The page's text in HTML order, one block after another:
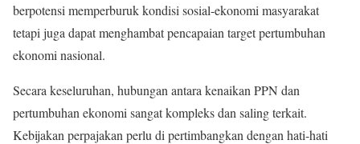
berpotensi memperburuk kondisi sosial-ekonomi masyarakat
tetapi juga dapat menghambat pencapaian target pertumbuhan
ekonomi nasional.
Secara keseluruhan, hubungan antara kenaikan PPN dan
pertumbuhan ekonomi sangat kompleks dan saling terkait.
Kebijakan perpajakan perlu di pertimbangkan dengan hati-hati